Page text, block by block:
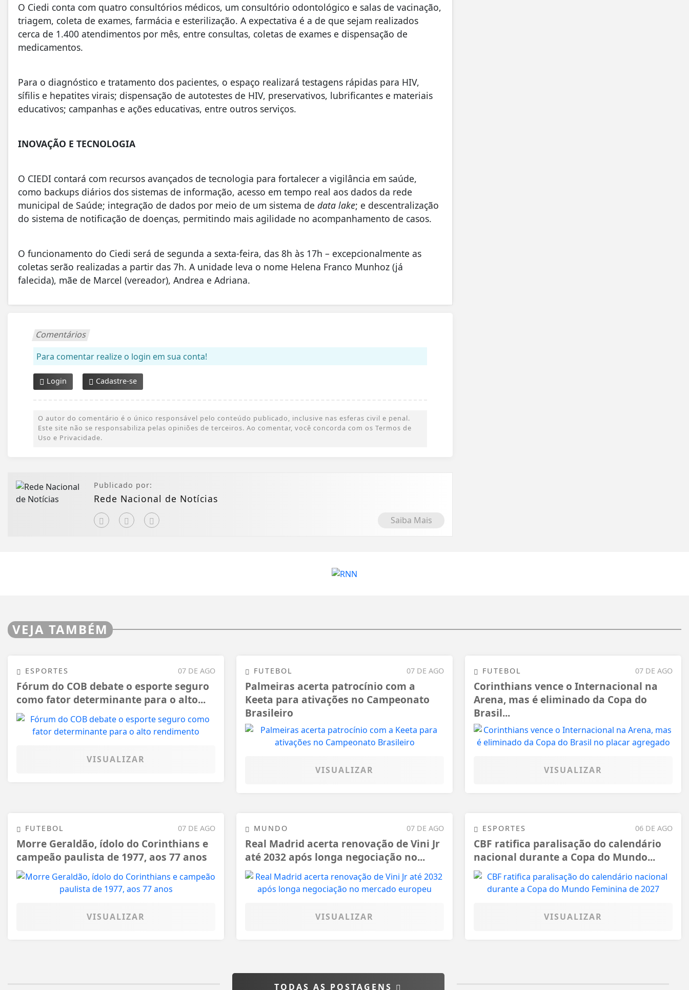
O Ciedi conta com quatro consultórios médicos, um consultório odontológico e salas de vacinação,
triagem, coleta de exames, farmácia e esterilização. A expectativa é a de que sejam realizados
cerca de 1.400 atendimentos por mês, entre consultas, coletas de exames e dispensação de
medicamentos.
Para o diagnóstico e tratamento dos pacientes, o espaço realizará testagens rápidas para HIV,
sífilis e hepatites virais; dispensação de autotestes de HIV, preservativos, lubrificantes e materiais
educativos; campanhas e ações educativas, entre outros serviços.
INOVAÇÃO E TECNOLOGIA
O CIEDI contará com recursos avançados de tecnologia para fortalecer a vigilância em saúde,
como backups diários dos sistemas de informação, acesso em tempo real aos dados da rede
municipal de Saúde; integração de dados por meio de um sistema de data lake; e descentralização
do sistema de notificação de doenças, permitindo mais agilidade no acompanhamento de casos.
O funcionamento do Ciedi será de segunda a sexta-feira, das 8h às 17h – excepcionalmente as
coletas serão realizadas a partir das 7h. A unidade leva o nome Helena Franco Munhoz (já
falecida), mãe de Marcel (vereador), Andrea e Adriana.
Comentários
Para comentar realize o login em sua conta!
Login Cadastre-se
O autor do comentário é o único responsável pelo conteúdo publicado, inclusive nas esferas civil e penal.
Este site não se responsabiliza pelas opiniões de terceiros. Ao comentar, você concorda com os Termos de
Uso e Privacidade.
Publicado por:
Rede Nacional de Notícias
Saiba Mais
VEJA TAMBÉM
07 DE AGO
ESPORTES
Fórum do COB debate o esporte seguro
como fator determinante para o alto...
VISUALIZAR
07 DE AGO
FUTEBOL
Palmeiras acerta patrocínio com a
Keeta para ativações no Campeonato
Brasileiro
VISUALIZAR
07 DE AGO
FUTEBOL
Corinthians vence o Internacional na
Arena, mas é eliminado da Copa do
Brasil...
VISUALIZAR
07 DE AGO
FUTEBOL
Morre Geraldão, ídolo do Corinthians e
campeão paulista de 1977, aos 77 anos
VISUALIZAR
07 DE AGO
MUNDO
Real Madrid acerta renovação de Vini Jr
até 2032 após longa negociação no...
VISUALIZAR
06 DE AGO
ESPORTES
CBF ratifica paralisação do calendário
nacional durante a Copa do Mundo...
VISUALIZAR
TODAS AS POSTAGENS